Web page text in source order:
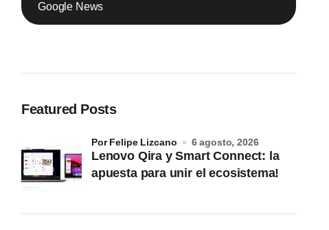
Google News
Featured Posts
Lenovo Qira y Smart Connect: la
apuesta para unir el ecosistema!
por Felipe Lizcano 6 agosto, 2026